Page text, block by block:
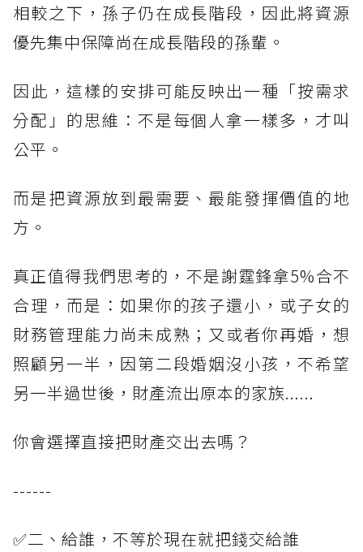
相較之下，孫子仍在成長階段，因此將資源
優先集中保障尚在成長階段的孫輩。
因此，這樣的安排可能反映出一種「按需求
分配」的思維：不是每個人拿一樣多，才叫
公平。
而是把資源放到最需要、最能發揮價值的地
方。
真正值得我們思考的，不是謝霆鋒拿5%合不
合理，而是：如果你的孩子還小，或子女的
財務管理能力尚未成熟；又或者你再婚，想
照顧另一半，因第二段婚姻沒小孩，不希望
另一半過世後，財產流出原本的家族......
你會選擇直接把財產交出去嗎？
------
✅二、給誰，不等於現在就把錢交給誰